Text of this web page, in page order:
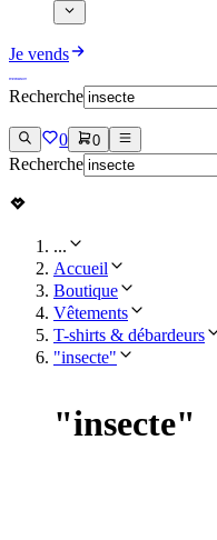
Je vends
Recherche
0 0
Recherche
...
Accueil
Boutique
Vêtements
T-shirts & débardeurs
"insecte"
"insecte"